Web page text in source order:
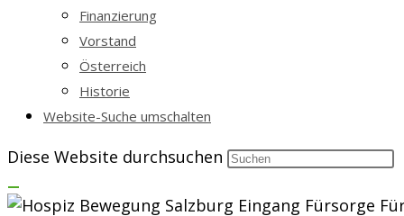
Finanzierung
Vorstand
Österreich
Historie
Website-Suche umschalten
Diese Website durchsuchen